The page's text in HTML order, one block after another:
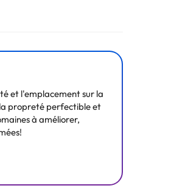
figurant sur cette fiche
et l'emplacement sur la
propreté perfectible et
à améliorer,